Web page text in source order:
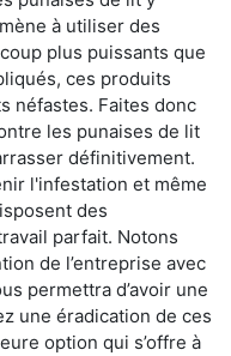
à utiliser des
plus puissants que
ces produits
néfastes. Faites donc
les punaises de lit
définitivement.
l'infestation et même
des
parfait. Notons
de l’entreprise avec
permettra d’avoir une
une éradication de ces
option qui s’offre à